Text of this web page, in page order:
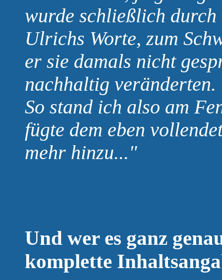
wurde schließlich
Ulrichs Worte, zum
er sie damals nicht
nachhaltig veränderten.
So stand ich also am
fügte dem eben
mehr hinzu..."
Und wer es ganz
komplette